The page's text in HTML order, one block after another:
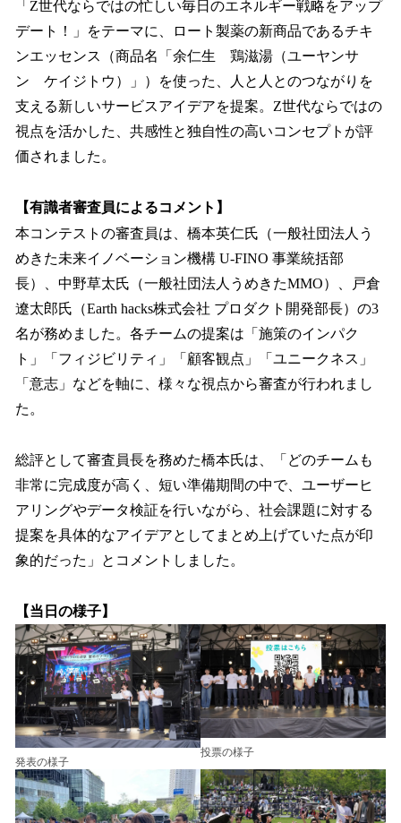
「Z世代ならではの忙しい毎日のエネルギー戦略をアップ
デート！」をテーマに、ロート製薬の新商品であるチキ
ンエッセンス（商品名「余仁生 鶏滋湯（ユーヤンサ
ン ケイジトウ）」）を使った、人と人とのつながりを
支える新しいサービスアイデアを提案。Z世代ならではの
視点を活かした、共感性と独自性の高いコンセプトが評
価されました。
【有識者審査員によるコメント】
本コンテストの審査員は、橋本英仁氏（一般社団法人う
めきた未来イノベーション機構 U-FINO 事業統括部
長）、中野草太氏（一般社団法人うめきたMMO）、戸倉
遼太郎氏（Earth hacks株式会社 プロダクト開発部長）の3
名が務めました。各チームの提案は「施策のインパク
ト」「フィジビリティ」「顧客観点」「ユニークネス」
「意志」などを軸に、様々な視点から審査が行われまし
た。
総評として審査員長を務めた橋本氏は、「どのチームも
非常に完成度が高く、短い準備期間の中で、ユーザーヒ
アリングやデータ検証を行いながら、社会課題に対する
提案を具体的なアイデアとしてまとめ上げていた点が印
象的だった」とコメントしました。
【当日の様子】
発表の様子
投票の様子